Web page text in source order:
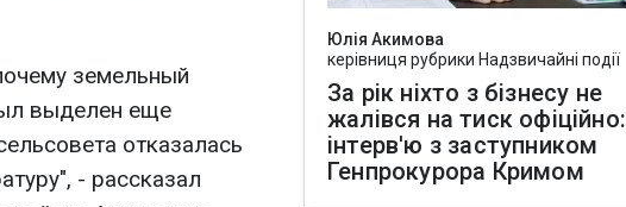
земельный
выделен еще
отказалась
- рассказал
Юлія Акимова
керівниця рубрики Надзвичайні події
За рік ніхто з бізнесу не
жалівся на тиск офіційно:
інтерв'ю з заступником
Генпрокурора Кримом